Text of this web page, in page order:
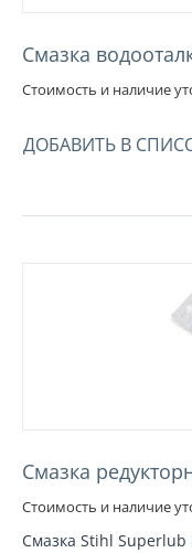
Смазка
Стоимость и наличие
ДОБАВИТЬ В
Смазка
Стоимость и наличие
Смазка Stihl Superlub